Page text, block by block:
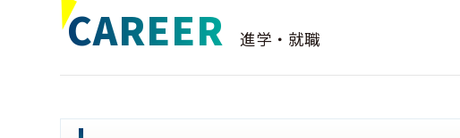
CAREER 進学・就職